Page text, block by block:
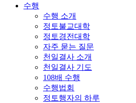
수행
수행 소개
정토불교대학
정토경전대학
자주 묻는 질문
천일결사 소개
천일결사 기도
108배 수행
수행법회
정토행자의 하루